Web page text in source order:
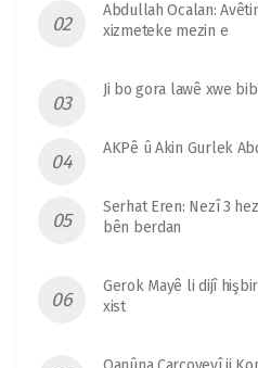
Abdullah Ocalan:
xizmeteke mezin e
Ji bo gora lawê xwe
AKPê û Akin Gurlek
Serhat Eren: Nezî 3
bên berdan
Gerok Mayê li dijî
xist